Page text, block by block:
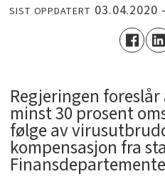
SIST OPPDATERT 03.04.2020
Regjeringen
minst 30 prosent
følge av
kompensasjon fra